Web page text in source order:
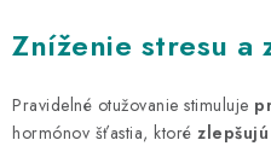
Zníženie stresu a
Pravidelné otužovanie stimuluje
hormónov šťastia, ktoré